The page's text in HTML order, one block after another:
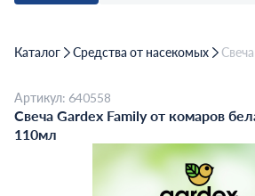
Каталог Средства от насекомых
Артикул: 640558
Свеча Gardex Family от комаров
110мл